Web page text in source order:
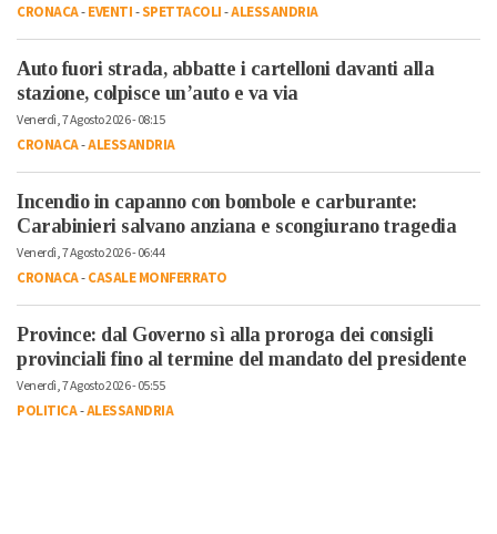
CRONACA-EVENTI-SPETTACOLI-ALESSANDRIA
Auto fuori strada, abbatte i cartelloni davanti alla
stazione, colpisce un’auto e va via
Venerdì, 7 Agosto 2026 - 08:15
CRONACA-ALESSANDRIA
Incendio in capanno con bombole e carburante:
Carabinieri salvano anziana e scongiurano tragedia
Venerdì, 7 Agosto 2026 - 06:44
CRONACA-CASALE MONFERRATO
Province: dal Governo sì alla proroga dei consigli
provinciali fino al termine del mandato del presidente
Venerdì, 7 Agosto 2026 - 05:55
POLITICA-ALESSANDRIA